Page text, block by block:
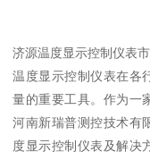
济源温度显示控制仪表
温度显示控制仪表在各
量的重要工具。作为一
河南新瑞普测控技术有
度显示控制仪表及解决